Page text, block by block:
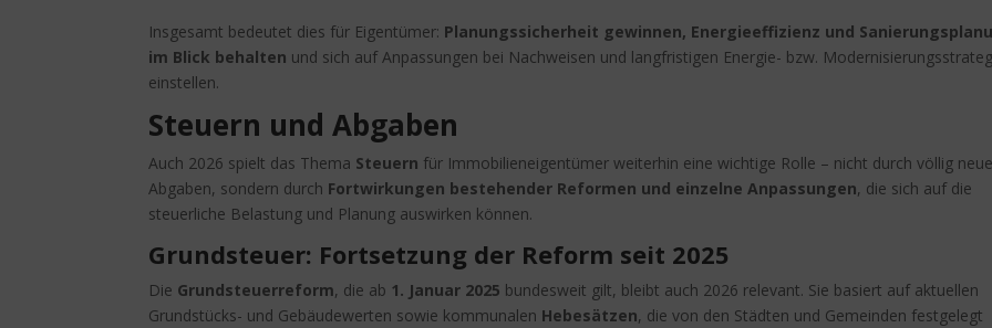
Insgesamt bedeutet dies für Eigentümer: Planungssicherheit gewinnen, Energieeffizienz und
im Blick behalten und sich auf Anpassungen bei Nachweisen und langfristigen Energie- bzw.
einstellen.
Steuern und Abgaben
Auch 2026 spielt das Thema Steuern für Immobilieneigentümer weiterhin eine wichtige Rolle – nicht durch völlig neue
Abgaben, sondern durch Fortwirkungen bestehender Reformen und einzelne Anpassungen, die sich auf die
steuerliche Belastung und Planung auswirken können.
Grundsteuer: Fortsetzung der Reform seit 2025
Die Grundsteuerreform, die ab 1. Januar 2025 bundesweit gilt, bleibt auch 2026 relevant. Sie basiert auf aktuellen
Grundstücks- und Gebäudewerten sowie kommunalen Hebesätzen, die von den Städten und Gemeinden festgelegt